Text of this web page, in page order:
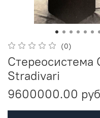
(0)
Стереосистема
Stradivari
9600000.00 руб